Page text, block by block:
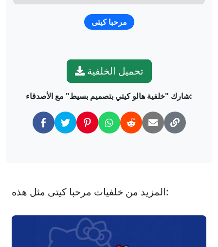
مرحبا كيتى
تحميل الخلفية
شارك "خلفية هالو كيتي بتصميم بسيط" مع الأصدقاء:
المزيد من خلفيات مرحبا كيتى مثل هذه: